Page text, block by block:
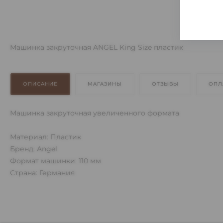
Машинка закруточная ANGEL King Size пластик
ОПИСАНИЕ МАГАЗИНЫ ОТЗЫВЫ
Машинка закруточная увеличенного формата
Материал: Пластик
Бренд: Angel
Формат машинки: 110 мм
Страна: Германия